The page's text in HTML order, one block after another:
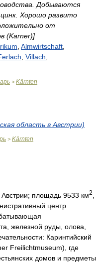
Добываются
Хорошо развито
от
(Karner)]
Almwirtschaft
Villach
> Kärnten
область в Австрии)
> Kärnten
площадь 9533 км2
центр
железной руды, олова,
Каринтийский
Freilichtmuseum), где
домов и предметы